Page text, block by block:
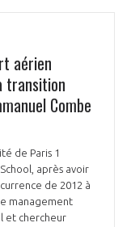
aérien
transition
Combe
de Paris 1
après avoir
de 2012 à
management
et chercheur